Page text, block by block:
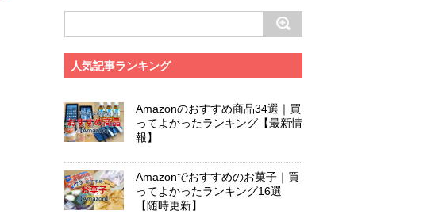
人気記事ランキング
Amazonのおすすめ商品34選｜買
ってよかったランキング【最新情
報】
Amazonでおすすめのお菓子｜買
ってよかったランキング16選
【随時更新】